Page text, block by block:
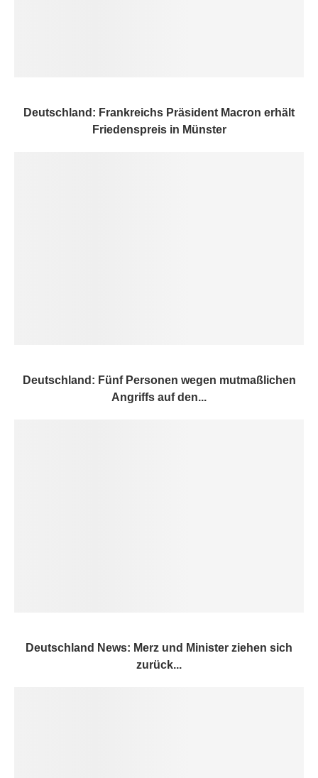
Deutschland: Frankreichs Präsident Macron erhält
Friedenspreis in Münster
Deutschland: Fünf Personen wegen mutmaßlichen
Angriffs auf den...
Deutschland News: Merz und Minister ziehen sich
zurück...